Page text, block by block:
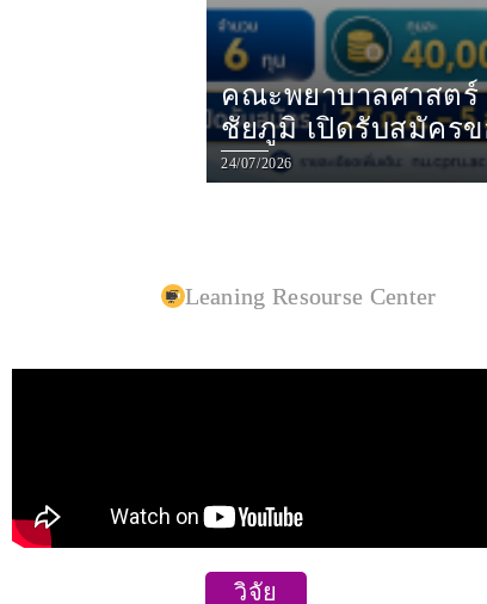
คณะพยาบาลศาสตร์
ชัยภูมิ เปิดรับสมัครขอรับทุนการศึกษา มูลนิธิ
ชิน โสภ
24/07/2026
Leaning Resourse Center
วิจัย